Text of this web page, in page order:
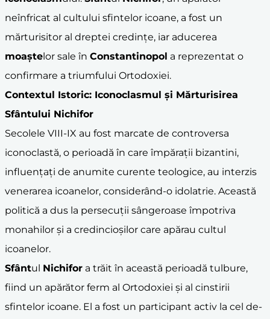
neînfricat al cultului sfintelor icoane, a fost un
mărturisitor al dreptei credințe, iar aducerea
moaștelor sale în Constantinopol a reprezentat o
confirmare a triumfului Ortodoxiei.
Contextul Istoric: Iconoclasmul și Mărturisirea
Sfântului Nichifor
Secolele VIII-IX au fost marcate de controversa
iconoclastă, o perioadă în care împărații bizantini,
influențați de anumite curente teologice, au interzis
venerarea icoanelor, considerând-o idolatrie. Această
politică a dus la persecuții sângeroase împotriva
monahilor și a credincioșilor care apărau cultul
icoanelor.
Sfântul Nichifor a trăit în această perioadă tulbure,
fiind un apărător ferm al Ortodoxiei și al cinstirii
sfintelor icoane. El a fost un participant activ la cel de-